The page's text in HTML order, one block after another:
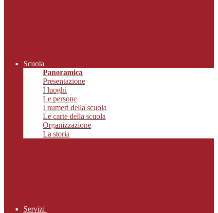
Scuola
Panoramica
Presentazione
I luoghi
Le persone
I numeri della scuola
Le carte della scuola
Organizzazione
La storia
Servizi